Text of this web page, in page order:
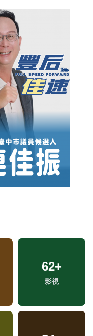
62+
影視